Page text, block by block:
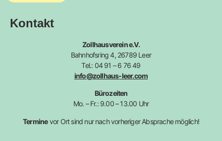
Kontakt
Zollhausverein e.V.
Bahnhofsring 4, 26789 Leer
Tel.: 04 91 – 6 76 49
info@zollhaus-leer.com
Bürozeiten
Mo. – Fr.: 9.00 – 13.00 Uhr
Terminevor Ort sind nur nach vorheriger Absprache möglich!